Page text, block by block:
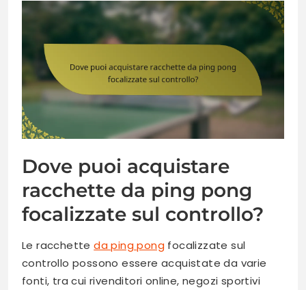
Dove puoi acquistare
racchette da ping pong
focalizzate sul controllo?
Le racchetteda ping pong focalizzate sul
controllo possono essere acquistate da varie
fonti, tra cui rivenditori online, negozi sportivi